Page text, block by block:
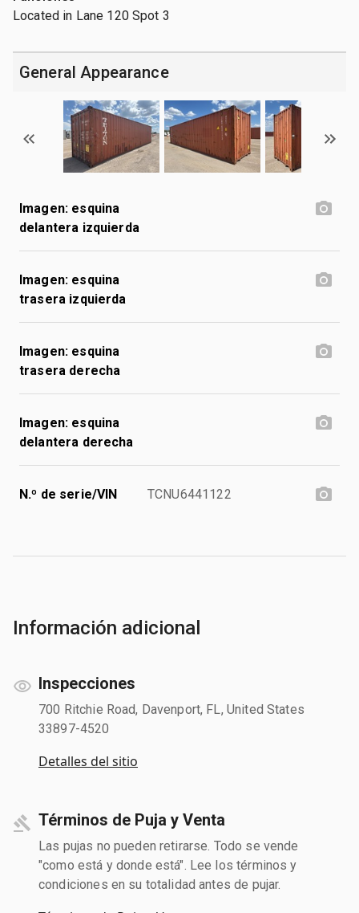
Located in Lane 120 Spot 3
General Appearance
Imagen: esquina
delantera izquierda
Imagen: esquina
trasera izquierda
Imagen: esquina
trasera derecha
Imagen: esquina
delantera derecha
N.º de serie/VIN TCNU6441122
Información adicional
Inspecciones
700 Ritchie Road, Davenport, FL, United States
33897-4520
Detalles del sitio
Términos de Puja y Venta
Las pujas no pueden retirarse. Todo se vende
"como está y donde está". Lee los términos y
condiciones en su totalidad antes de pujar.